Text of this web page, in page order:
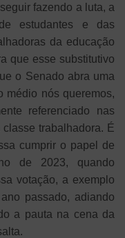
fazendo a luta, a
estudantes e das
da educação
que esse substitutivo
o Senado abra uma
médio nós queremos,
referenciado nas
trabalhadora. É
cumprir o papel de
de 2023, quando
votação, a exemplo
passado, adiando
a pauta na cena da